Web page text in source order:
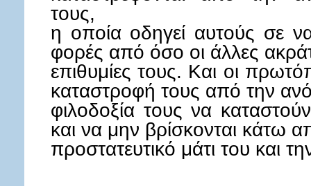
τους,
η οποία οδηγεί αυτούς σε
φορές από όσο οι άλλες
επιθυμίες τους. Και οι
καταστροφή τους από την
φιλοδοξία τους να
και να μην βρίσκονται κάτω
προστατευτικό μάτι του και